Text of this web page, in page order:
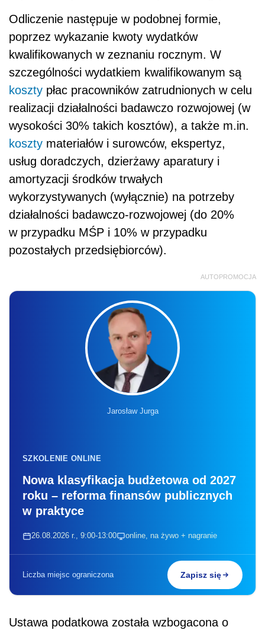
Odliczenie następuje w podobnej formie,
poprzez wykazanie kwoty wydatków
kwalifikowanych w zeznaniu rocznym. W
szczególności wydatkiem kwalifikowanym są
koszty płac pracowników zatrudnionych w celu
realizacji działalności badawczo rozwojowej (w
wysokości 30% takich kosztów), a także m.in.
koszty materiałów i surowców, ekspertyz,
usług doradczych, dzierżawy aparatury i
amortyzacji środków trwałych
wykorzystywanych (wyłącznie) na potrzeby
działalności badawczo-rozwojowej (do 20%
w przypadku MŚP i 10% w przypadku
pozostałych przedsiębiorców).
AUTOPROMOCJA
Jarosław Jurga
SZKOLENIE ONLINE
Nowa klasyfikacja budżetowa od 2027
roku – reforma finansów publicznych
w praktyce
26.08.2026 r., 9:00-13:00 online, na żywo + nagranie
Liczba miejsc ograniczona Zapisz się
Ustawa podatkowa została wzbogacona o